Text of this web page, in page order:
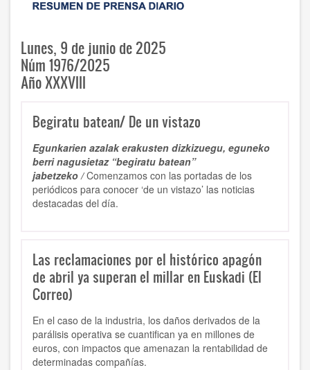
Lunes, 9 de junio de 2025
Núm 1976/2025
Año XXXVIII
Begiratu batean/ De un vistazo
Egunkarien azalak erakusten dizkizuegu, eguneko
berri nagusietaz “begiratu batean”
jabetzeko /Comenzamos con las portadas de los
periódicos para conocer ‘de un vistazo’ las noticias
destacadas del día.
Las reclamaciones por el histórico apagón
de abril ya superan el millar en Euskadi (El
Correo)
En el caso de la industria, los daños derivados de la
parálisis operativa se cuantifican ya en millones de
euros, con impactos que amenazan la rentabilidad de
determinadas compañías.